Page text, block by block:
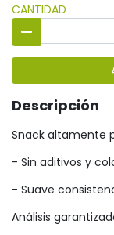
CANTIDAD
Descripción
Snack altamente
- Sin aditivos y
- Suave
Análisis